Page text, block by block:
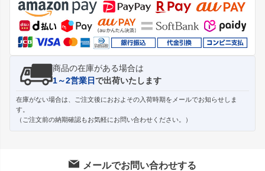
ップ
へ
商品の在庫がある場合は
1～2営業日で出荷いたします
在庫がない場合は、ご注文後におおよその入荷時期をメールでお知らせしま
す。
（ご注文前の納期確認もお気軽にお問い合わせください。）
メールでお問い合わせする